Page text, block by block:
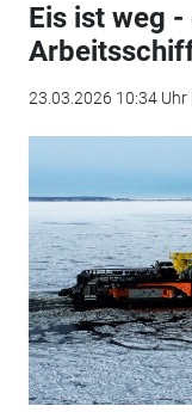
Eis ist weg
23.03.2026 10:34 Uhr